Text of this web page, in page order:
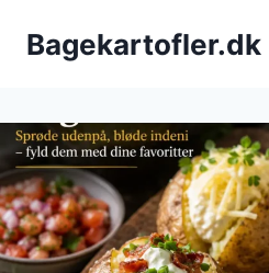
Bagekartofler.dk